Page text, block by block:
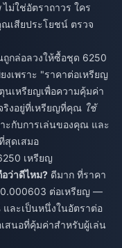
ไม่ใช่อัตราถาวร ใคร
เสียประโยชน์ ตรวจ
กล่อลวงให้ซื้อชุด 6250
เพราะ "ราคาต่อเหรียญ
เหรียญเพื่อความคุ้มค่า
ริงอยู่ที่เหรียญที่คุณ ใช้
ะกับการเล่นของคุณ และ
สุดเสมอ
เหรียญ
ว่าดีไหม? ดีมาก ที่ราคา
ต่อเหรียญ —
ละเป็นหนึ่งในอัตราต่อ
สนอที่คุ้มค่าสำหรับผู้เล่น